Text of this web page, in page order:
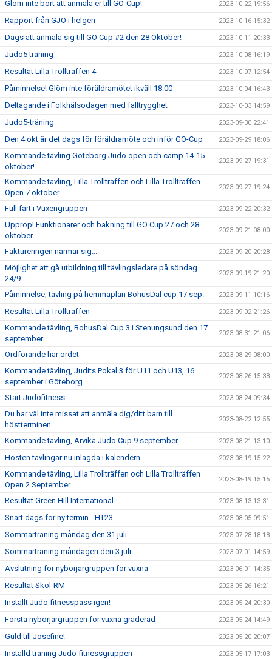
Glöm inte bort att anmäla er till GO-Cup! 2023-10-22 19:56
Rapport från GJO i helgen 2023-10-16 15:32
Dags att anmäla sig till GO Cup #2 den 28 Oktober! 2023-10-11 20:33
Judo5 träning 2023-10-08 16:19
Resultat Lilla Trollträffen 4 2023-10-07 12:54
Påminnelse! Glöm inte föräldramötet ikväll 18:00 2023-10-04 16:43
Deltagande i Folkhälsodagen med falltrygghet 2023-10-03 14:59
Judo5-träning 2023-09-30 22:41
Den 4 okt är det dags för föräldramöte och inför GO-Cup 2023-09-29 18:06
Kommande tävling Göteborg Judo open och camp 14-15
oktober!
2023-09-27 19:31
Kommande tävling, Lilla Trollträffen och Lilla Trollträffen
Open 7 oktober
2023-09-27 19:24
Full fart i Vuxengruppen 2023-09-22 20:32
Upprop! Funktionärer och bakning till GO Cup 27 och 28
oktober
2023-09-21 08:00
Faktureringen närmar sig... 2023-09-20 20:28
Möjlighet att gå utbildning till tävlingsledare på söndag
24/9
2023-09-19 21:20
Påminnelse, tävling på hemmaplan BohusDal cup 17 sep. 2023-09-11 10:16
Resultat Lilla Trollträffen 2023-09-02 21:26
Kommande tävling, BohusDal Cup 3 i Stenungsund den 17
september
2023-08-31 21:06
Ordförande har ordet 2023-08-29 08:00
Kommande tävling, Judits Pokal 3 för U11 och U13, 16
september i Göteborg
2023-08-26 15:38
Start Judofitness 2023-08-24 09:34
Du har väl inte missat att anmäla dig/ditt barn till
höstterminen
2023-08-22 12:55
Kommande tävling, Arvika Judo Cup 9 september 2023-08-21 13:10
Hösten tävlingar nu inlagda i kalendern 2023-08-19 15:22
Kommande tävling, Lilla Trollträffen och Lilla Trollträffen
Open 2 September
2023-08-19 15:15
Resultat Green Hill International 2023-08-13 13:31
Snart dags för ny termin - HT23 2023-08-05 09:51
Sommarträning måndag den 31 juli 2023-07-28 18:18
Sommarträning måndagen den 3 juli. 2023-07-01 14:59
Avslutning för nybörjargruppen för vuxna 2023-06-01 14:35
Resultat Skol-RM 2023-05-26 16:21
Inställt Judo-fitnesspass igen! 2023-05-24 20:30
Första nybörjargruppen för vuxna graderad 2023-05-24 14:49
Guld till Josefine! 2023-05-20 20:07
Inställd träning Judo-fitnessgruppen 2023-05-17 17:03